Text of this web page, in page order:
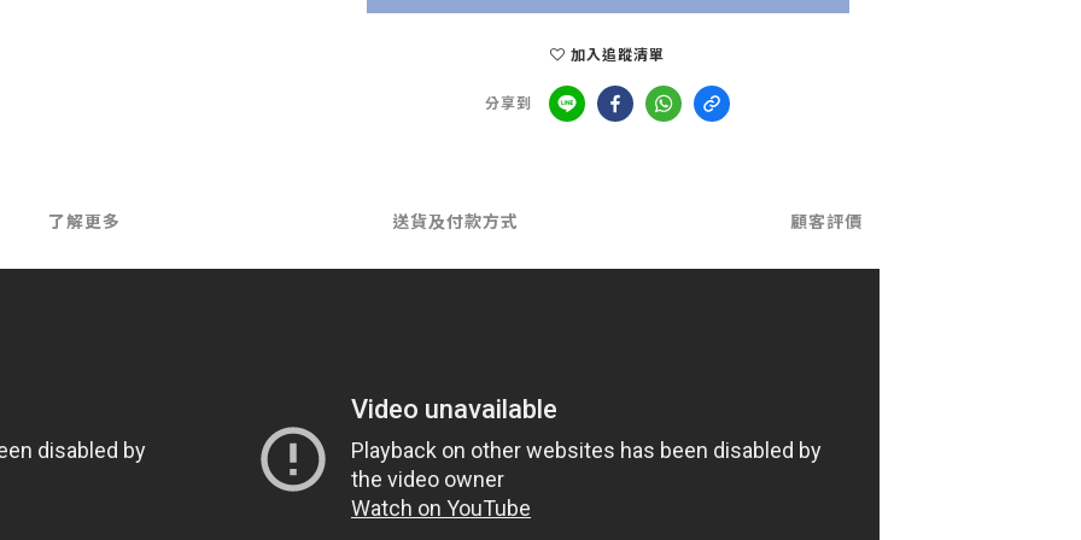
加入追蹤清單
分享到
了解更多 送貨及付款方式 顧客評價